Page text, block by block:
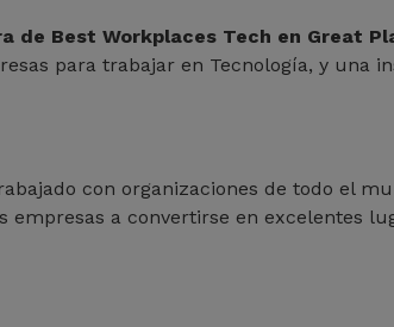
de Best Workplaces Tech en Great
para trabajar en Tecnología, y una
con organizaciones de todo el
a convertirse en excelentes